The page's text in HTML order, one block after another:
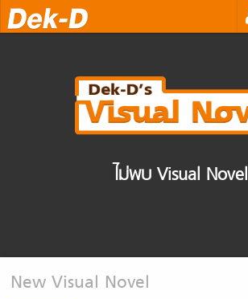
ไม่พบ Visual Novel
New Visual Novel